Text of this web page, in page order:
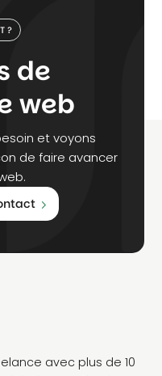
?
de
web
et voyons
de faire avancer
avec plus de 10